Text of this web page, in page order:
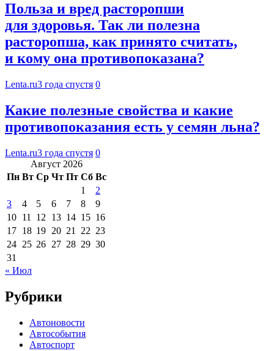
Польза и вред расторопши
для здоровья. Так ли полезна
расторопша, как принято считать,
и кому она противопоказана?
Lenta.ru3 года спустя 0
Какие полезные свойства и какие
противопоказания есть у семян льна?
Lenta.ru3 года спустя 0
Август 2026
Пн Вт Ср Чт Пт Сб Вс
1
2
3
4 5 6 7 8
9
10 11 12 13 14 15 16
17 18 19 20 21 22 23
24 25 26 27 28 29 30
31
« Июл
Рубрики
Автоновости
Автособытия
Автоспорт